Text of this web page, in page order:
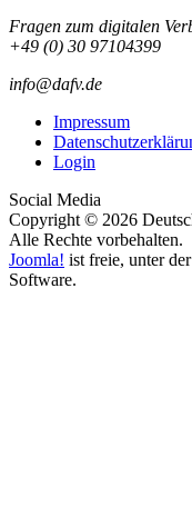
Fragen zum digitalen
+49 (0) 30 97104399
info@dafv.de
Impressum
Login
Social Media
Copyright © 2026
Alle Rechte vorbehalten.
Joomla! ist freie, unter der
Software.